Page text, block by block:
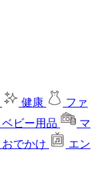
健康
ファ
ベビー用品
マ
おでかけ
エン